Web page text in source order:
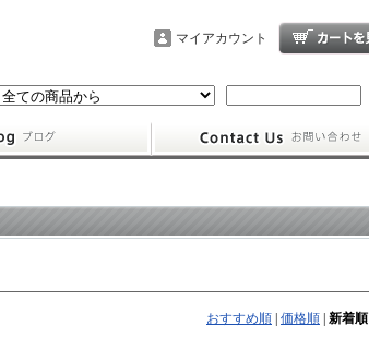
マイアカウント
おすすめ順 価格順 新着順